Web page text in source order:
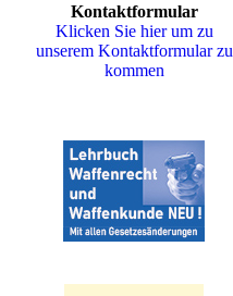
Kontaktformular
Klicken Sie hier um zu
unserem Kon­takt­for­mu­lar zu
kommen